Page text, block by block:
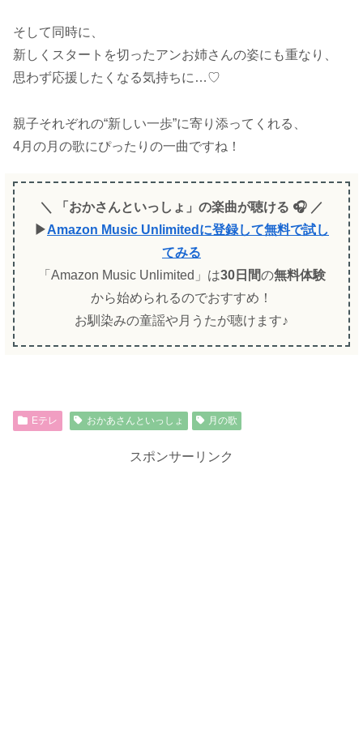
そして同時に、
新しくスタートを切ったアンお姉さんの姿にも重なり、
思わず応援したくなる気持ちに…♡
親子それぞれの“新しい一歩”に寄り添ってくれる、
4月の月の歌にぴったりの一曲ですね！
＼ 「おかさんといっしょ」の楽曲が聴ける 🎧 ／
▶Amazon Music Unlimitedに登録して無料で試し
てみる
「Amazon Music Unlimited」は30日間の無料体験
から始められるのでおすすめ！
お馴染みの童謡や月うたが聴けます♪
Eテレ おかあさんといっしょ 月の歌
スポンサーリンク